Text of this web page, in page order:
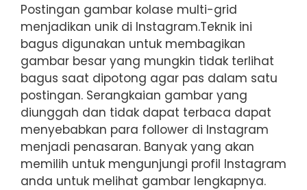
Postingan gambar kolase multi-grid
menjadikan unik di Instagram.Teknik ini
bagus digunakan untuk membagikan
gambar besar yang mungkin tidak terlihat
bagus saat dipotong agar pas dalam satu
postingan. Serangkaian gambar yang
diunggah dan tidak dapat terbaca dapat
menyebabkan para follower di Instagram
menjadi penasaran. Banyak yang akan
memilih untuk mengunjungi profil Instagram
anda untuk melihat gambar lengkapnya.